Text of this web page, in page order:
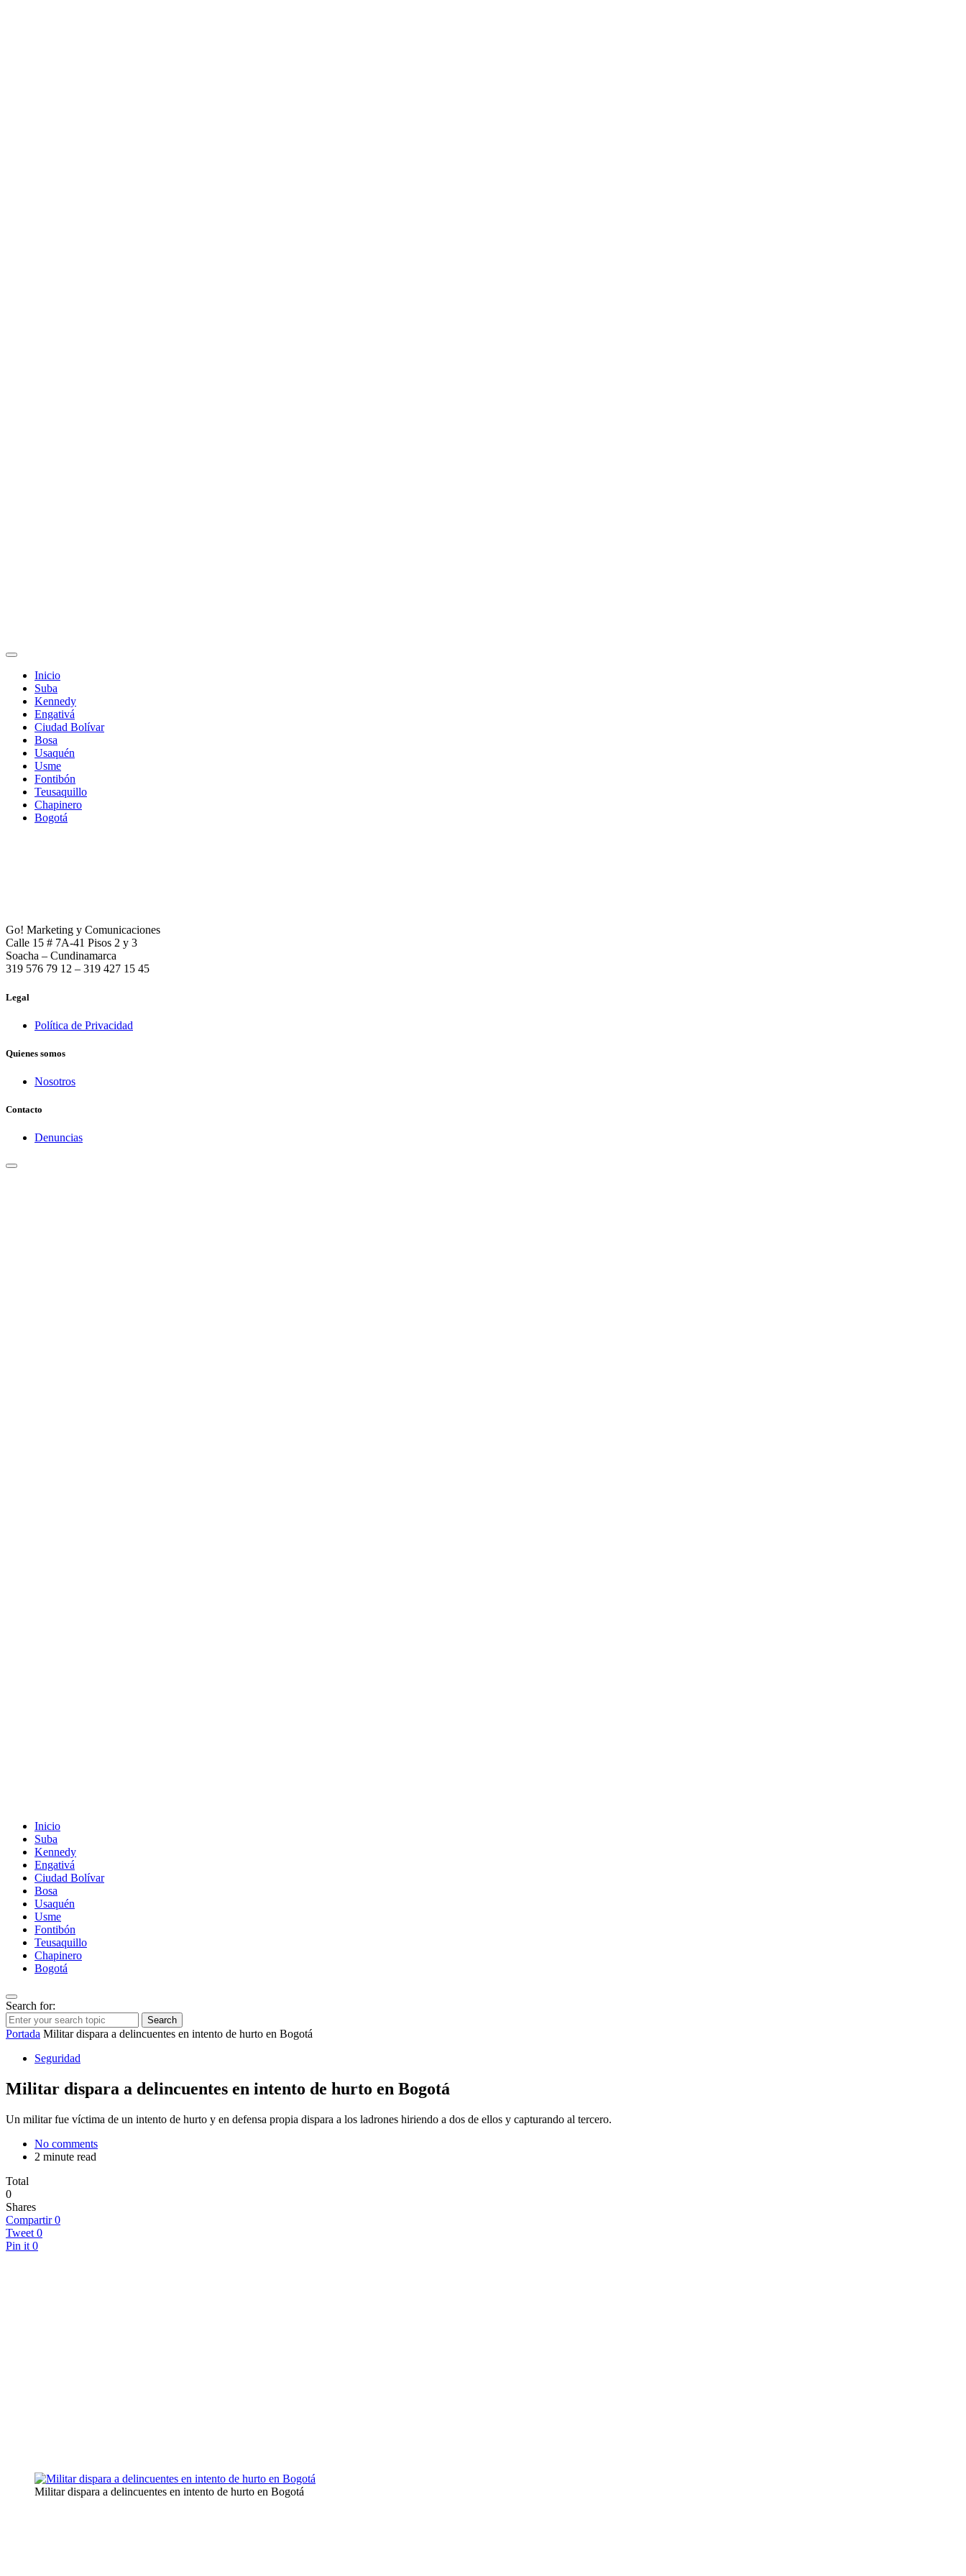
Inicio
Suba
Kennedy
Engativá
Ciudad Bolívar
Bosa
Usaquén
Usme
Fontibón
Teusaquillo
Chapinero
Bogotá
Go! Marketing y Comunicaciones
Calle 15 # 7A-41 Pisos 2 y 3
Soacha – Cundinamarca
319 576 79 12 – 319 427 15 45
Legal
Política de Privacidad
Quienes somos
Nosotros
Contacto
Denuncias
Inicio
Suba
Kennedy
Engativá
Ciudad Bolívar
Bosa
Usaquén
Usme
Fontibón
Teusaquillo
Chapinero
Bogotá
Search for:
Search
Portada Militar dispara a delincuentes en intento de hurto en Bogotá
Seguridad
Militar dispara a delincuentes en intento de hurto en Bogotá
Un militar fue víctima de un intento de hurto y en defensa propia dispara a los ladrones hiriendo a dos de ellos y capturando al tercero.
No comments
2 minute read
Total
0
Shares
Compartir 0
Tweet 0
Pin it 0
Militar dispara a delincuentes en intento de hurto en Bogotá